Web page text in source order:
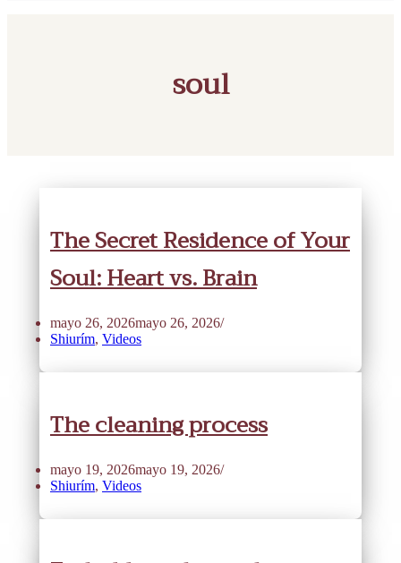
soul
The Secret Residence of Your
Soul: Heart vs. Brain
mayo 26, 2026mayo 26, 2026
Shiurím, Videos
The cleaning process
mayo 19, 2026mayo 19, 2026
Shiurím, Videos